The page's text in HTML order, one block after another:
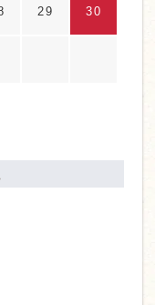
29 30